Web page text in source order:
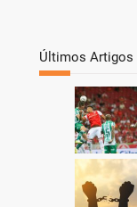
Últimos Artigos